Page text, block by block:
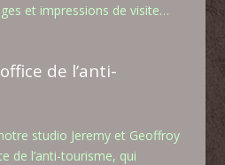
et impressions de visite…
de l’anti-
studio Jeremy et Geoffroy
de l’anti-tourisme, qui